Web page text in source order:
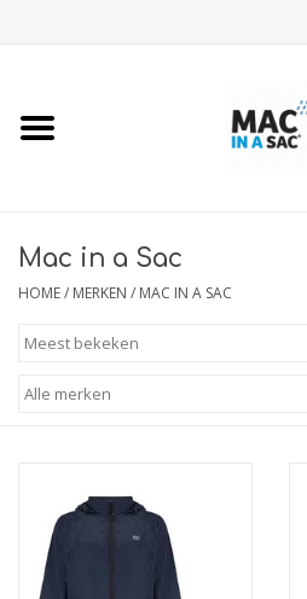
Home
Regenjassen Kids
Regenbroeken
Maattabel
OUTLET
Mac in a Sac
HOME/ MERKEN / MAC IN A SAC